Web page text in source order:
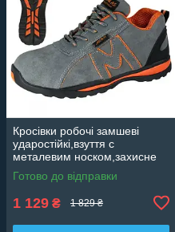
Кросівки робочі замшеві
ударостійкі,взуття с
металевим носком,захисне
взуття,кросівки для роботи
Artmaster Польща BSPORT
Готово до відправки
1 129 ₴ 1 829 ₴